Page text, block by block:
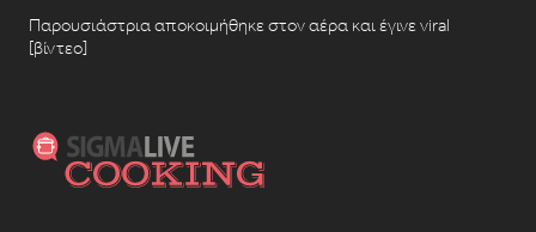
Παρουσιάστρια αποκοιμήθηκε στον αέρα και έγινε viral
[βίντεο]